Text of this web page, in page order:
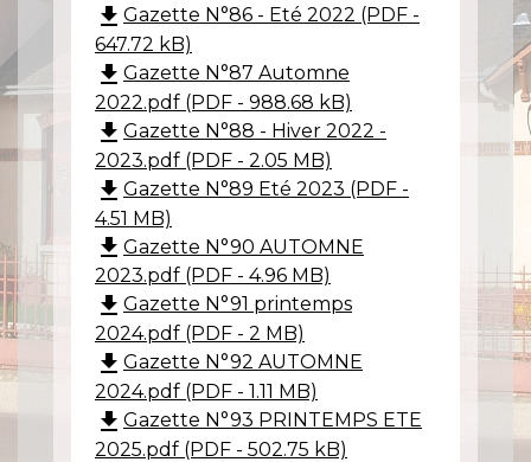
file_download Gazette N°86 - Eté 2022 (PDF -
647.72 kB)
file_download Gazette N°87 Automne
2022.pdf (PDF - 988.68 kB)
file_download Gazette N°88 - Hiver 2022 -
2023.pdf (PDF - 2.05 MB)
file_download Gazette N°89 Eté 2023 (PDF -
4.51 MB)
file_download Gazette N°90 AUTOMNE
2023.pdf (PDF - 4.96 MB)
file_download Gazette N°91 printemps
2024.pdf (PDF - 2 MB)
file_download Gazette N°92 AUTOMNE
2024.pdf (PDF - 1.11 MB)
file_download Gazette N°93 PRINTEMPS ETE
2025.pdf (PDF - 502.75 kB)